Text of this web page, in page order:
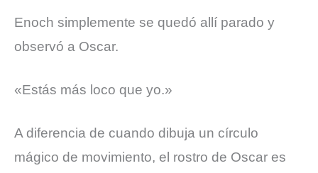
Enoch simplemente se quedó allí parado y
observó a Oscar.
«Estás más loco que yo.»
A diferencia de cuando dibuja un círculo
mágico de movimiento, el rostro de Oscar es